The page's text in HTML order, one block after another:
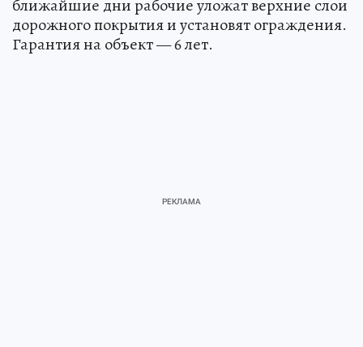
ближайшие дни рабочие уложат верхние слои
дорожного покрытия и установят ограждения.
Гарантия на объект — 6 лет.